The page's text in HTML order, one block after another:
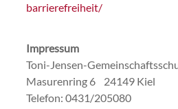
barrierefreiheit/
Impressum
Toni-Jensen-
Masurenring 6 24149 Kiel
Telefon: 0431/205080